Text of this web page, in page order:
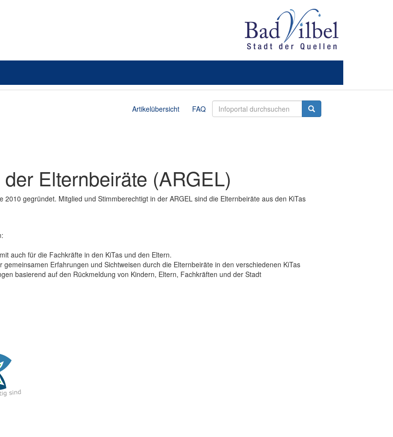
FAQ
Artikelübersicht
Elternbeiräte (ARGEL)
gegründet. Mitglied und Stimmberechtigt in der ARGEL sind die Elternbeiräte aus den KiTas
auch für die Fachkräfte in den KiTas und den Eltern.
Erfahrungen und Sichtweisen durch die Elternbeiräte in den verschiedenen KiTas
basierend auf den Rückmeldung von Kindern, Eltern, Fachkräften und der Stadt